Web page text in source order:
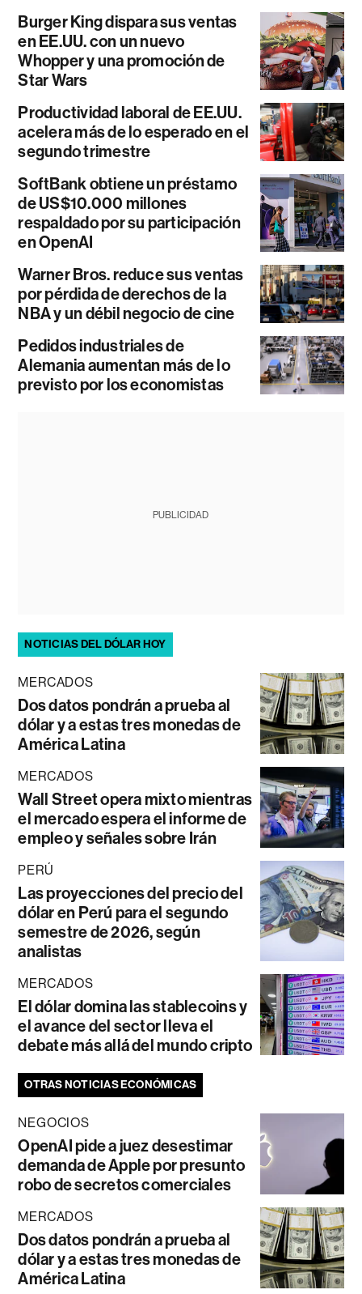
Burger King dispara sus ventas
en EE.UU. con un nuevo
Whopper y una promoción de
Star Wars
Productividad laboral de EE.UU.
acelera más de lo esperado en el
segundo trimestre
SoftBank obtiene un préstamo
de US$10.000 millones
respaldado por su participación
en OpenAI
Warner Bros. reduce sus ventas
por pérdida de derechos de la
NBA y un débil negocio de cine
Pedidos industriales de
Alemania aumentan más de lo
previsto por los economistas
PUBLICIDAD
NOTICIAS DEL DÓLAR HOY
MERCADOS
Dos datos pondrán a prueba al
dólar y a estas tres monedas de
América Latina
MERCADOS
Wall Street opera mixto mientras
el mercado espera el informe de
empleo y señales sobre Irán
PERÚ
Las proyecciones del precio del
dólar en Perú para el segundo
semestre de 2026, según
analistas
MERCADOS
El dólar domina las stablecoins y
el avance del sector lleva el
debate más allá del mundo cripto
OTRAS NOTICIAS ECONÓMICAS
NEGOCIOS
OpenAI pide a juez desestimar
demanda de Apple por presunto
robo de secretos comerciales
MERCADOS
Dos datos pondrán a prueba al
dólar y a estas tres monedas de
América Latina